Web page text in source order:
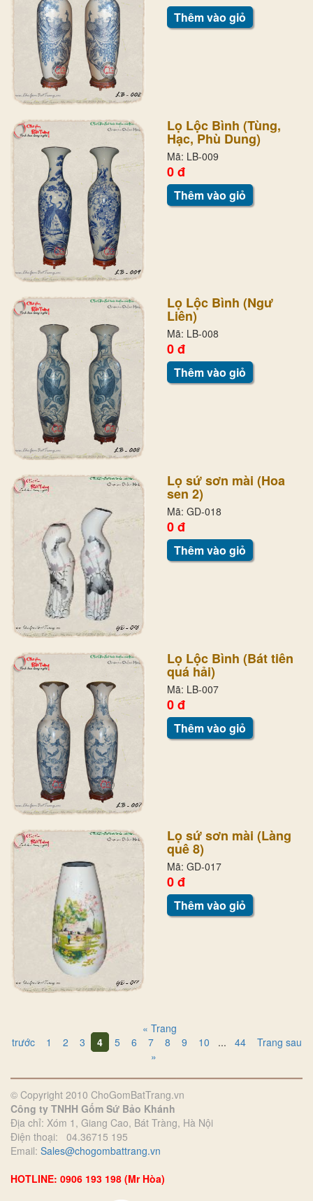
Thêm vào giỏ
Lọ Lộc Bình (Tùng,
Hạc, Phù Dung)
Mã: LB-009
0 đ
Thêm vào giỏ
Lọ Lộc Bình (Ngư
Liên)
Mã: LB-008
0 đ
Thêm vào giỏ
Lọ sứ sơn mài (Hoa
sen 2)
Mã: GD-018
0 đ
Thêm vào giỏ
Lọ Lộc Bình (Bát tiên
quá hải)
Mã: LB-007
0 đ
Thêm vào giỏ
Lọ sứ sơn mài (Làng
quê 8)
Mã: GD-017
0 đ
Thêm vào giỏ
« Trang
trước
1 2 3 4 5 6 7 8 9 10 ... 44
Trang sau
»
© Copyright 2010 ChoGomBatTrang.vn
Công ty TNHH Gốm Sứ Bảo Khánh
Địa chỉ: Xóm 1, Giang Cao, Bát Tràng, Hà Nội
Điện thoại: 04.36715 195
Email: Sales@chogombattrang.vn
HOTLINE: 0906 193 198 (Mr Hòa)